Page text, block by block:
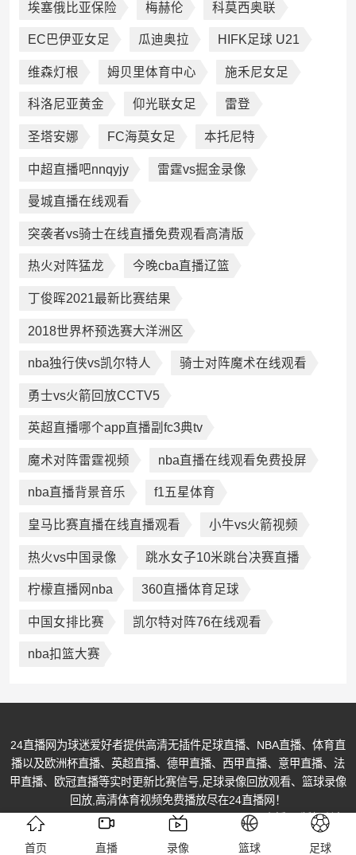
首页 直播 录像 篮球 足球
埃塞俄比亚保险 梅赫伦 科莫西奥联
EC巴伊亚女足 瓜迪奥拉 HIFK足球 U21
维森灯根 姆贝里体育中心 施禾尼女足
科洛尼亚黄金 仰光联女足 雷登
圣塔安娜 FC海莫女足 本托尼特
中超直播吧nnqyjy 雷霆vs掘金录像
曼城直播在线观看
突袭者vs骑士在线直播免费观看高清版
热火对阵猛龙 今晚cba直播辽篮
丁俊晖2021最新比赛结果
2018世界杯预选赛大洋洲区
nba独行侠vs凯尔特人 骑士对阵魔术在线观看
勇士vs火箭回放CCTV5
英超直播哪个app直播副fc3典tv
魔术对阵雷霆视频 nba直播在线观看免费投屏
nba直播背景音乐 f1五星体育
皇马比赛直播在线直播观看 小牛vs火箭视频
热火vs中国录像 跳水女子10米跳台决赛直播
柠檬直播网nba 360直播体育足球
中国女排比赛 凯尔特对阵76在线观看
nba扣篮大赛
24直播网为球迷爱好者提供高清无插件足球直播、NBA直播、体育直
播以及欧洲杯直播、英超直播、德甲直播、西甲直播、意甲直播、法
甲直播、欧冠直播等实时更新比赛信号,足球录像回放观看、篮球录像
回放,高清体育视频免费播放尽在24直播网！
© Copyright @ 2013-2026 All Rights Reserved. 24直播网 版权所有